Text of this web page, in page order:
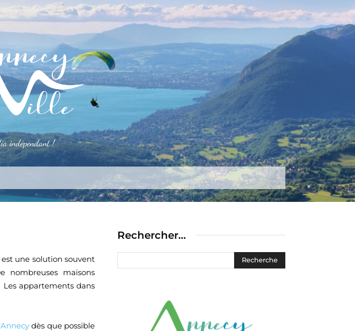
indépendant !
Alertez-nous Plus
une solution souvent
nombreuses maisons
Les appartements dans
dès que possible
Rechercher…